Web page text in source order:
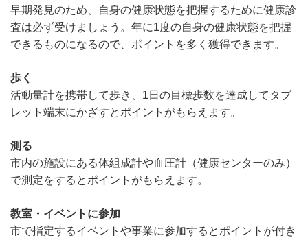
早期発見のため、自身の健康状態を把握するために健康診
査は必ず受けましょう。年に1度の自身の健康状態を把握
できるものになるので、ポイントを多く獲得できます。
歩く
活動量計を携帯して歩き、1日の目標歩数を達成してタブ
レット端末にかざすとポイントがもらえます。
測る
市内の施設にある体組成計や血圧計（健康センターのみ）
で測定をするとポイントがもらえます。
教室・イベントに参加
市で指定するイベントや事業に参加するとポイントが付き